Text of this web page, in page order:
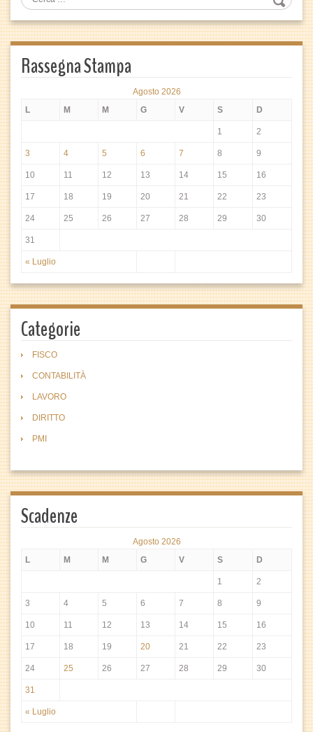
Rassegna Stampa
Agosto 2026
L
M M G V S D
« Luglio
1 2
3 4 5 6 7 8 9
10 11 12 13 14 15 16
17 18 19 20 21 22 23
24 25 26 27 28 29 30
31
Categorie
FISCO
CONTABILITÀ
LAVORO
DIRITTO
PMI
Scadenze
Agosto 2026
L
M M G V S D
« Luglio
1 2
3 4 5 6 7 8 9
10 11 12 13 14 15 16
17 18 19 20 21 22 23
24 25 26 27 28 29 30
31